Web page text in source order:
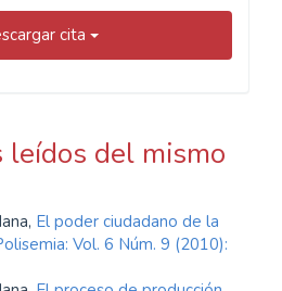
cita
del mismo
El poder ciudadano de la
Vol. 6 Núm. 9 (2010):